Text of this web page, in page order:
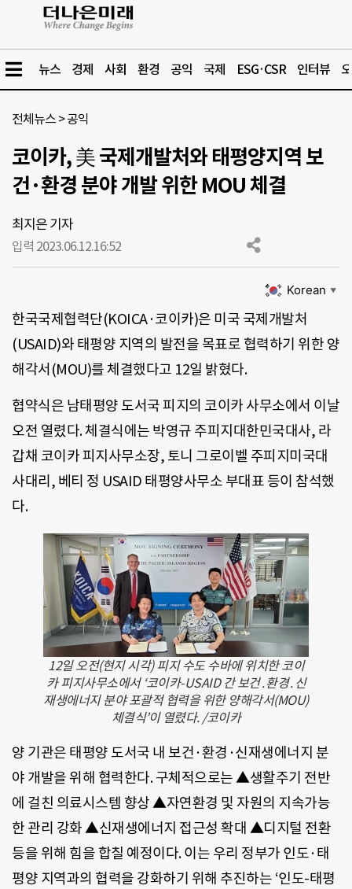
뉴스 경제 사회 환경 공익 국제 ESG·CSR 인터뷰
전체뉴스 >공익
코이카, 美 국제개발처와 태평양지역 보
건·환경 분야 개발 위한 MOU 체결
최지은 기자
입력 2023.06.12.16:52
Korean ▼
한국국제협력단(KOICA·코이카)은 미국 국제개발처
(USAID)와 태평양 지역의 발전을 목표로 협력하기 위한 양
해각서(MOU)를 체결했다고 12일 밝혔다.
협약식은 남태평양 도서국 피지의 코이카 사무소에서 이날
오전 열렸다. 체결식에는 박영규 주피지대한민국대사, 라
갑채 코이카 피지사무소장, 토니 그로이벨 주피지미국대
사대리, 베티 정 USAID 태평양사무소 부대표 등이 참석했
다.
12일 오전(현지 시각) 피지 수도 수바에 위치한 코이
카 피지사무소에서 ‘코이카-USAID 간 보건․환경․신
재생에너지 분야 포괄적 협력을 위한 양해각서(MOU)
체결식’이 열렸다. /코이카
양 기관은 태평양 도서국 내 보건·환경·신재생에너지 분
야 개발을 위해 협력한다. 구체적으로는 ▲생활주기 전반
에 걸친 의료시스템 향상 ▲자연환경 및 자원의 지속가능
한 관리 강화 ▲신재생에너지 접근성 확대 ▲디지털 전환
등을 위해 힘을 합칠 예정이다. 이는 우리 정부가 인도·태
평양 지역과의 협력을 강화하기 위해 추진하는 ‘인도-태평